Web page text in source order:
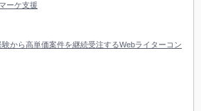
ーケ支援
から高単価案件を継続受注するWebライターコン